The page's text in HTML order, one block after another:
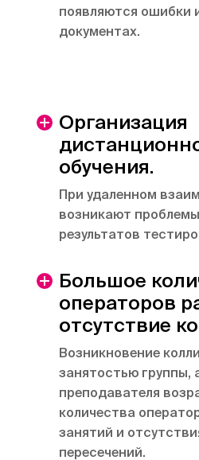
появляются ошибки
документах.
Организация
обучения.
При удаленном
возникают
результатов
Большое
операторов
отсутствие
Возникновение
занятостью группы,
преподавателя
количества
занятий и
пересечений.